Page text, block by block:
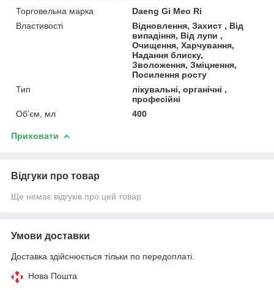
Торговельна марка
Daeng Gi Meo Ri
Властивості
Відновлення, Захист , Від
випадіння, Від лупи ,
Очищення, Харчування,
Надання блиску,
Зволоження, Зміцнення,
Посилення росту
Тип
лікувальні, органічні ,
професійні
Об'єм, мл
400
Приховати
Відгуки про товар
Ще немає відгуків про цей товар
Умови доставки
Доставка здійснюється тільки по передоплаті.
Нова Пошта